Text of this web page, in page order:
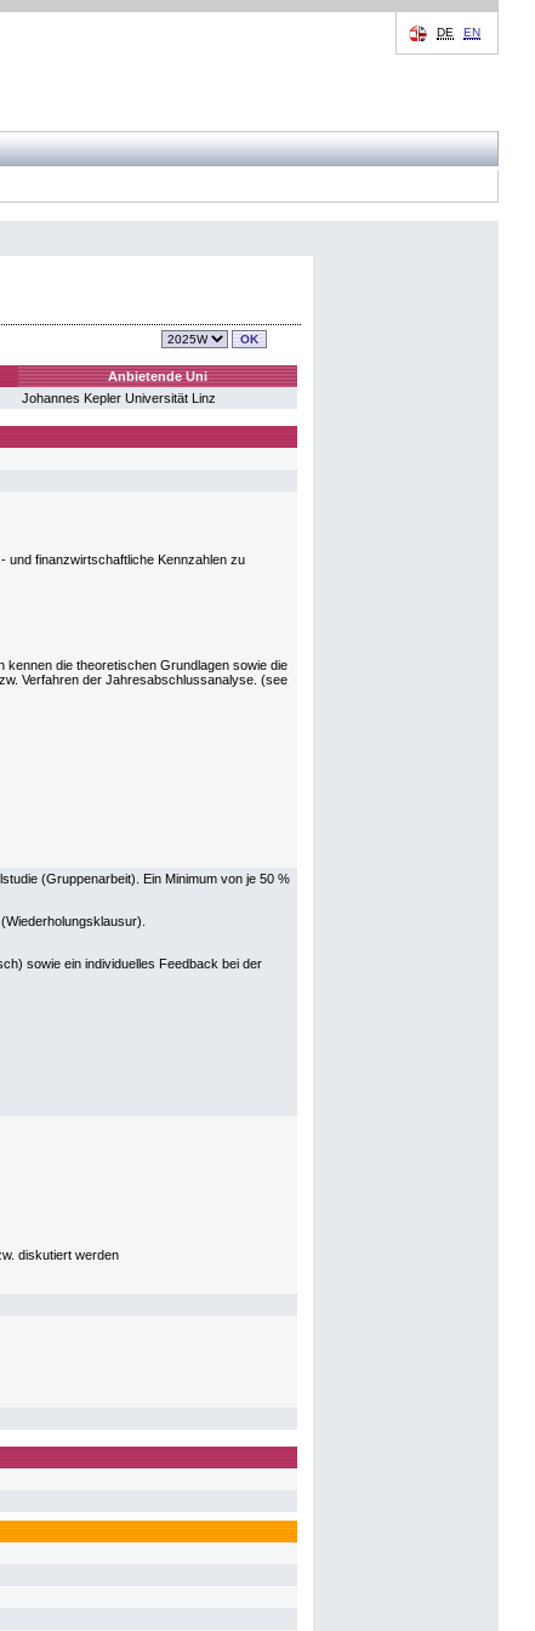
DE EN
Anbietende Uni
Johannes Kepler Universität Linz
und finanzwirtschaftliche Kennzahlen zu
kennen die theoretischen Grundlagen sowie die
Verfahren der Jahresabschlussanalyse. (see
(Gruppenarbeit). Ein Minimum von je 50 %
sowie ein individuelles Feedback bei der
diskutiert werden